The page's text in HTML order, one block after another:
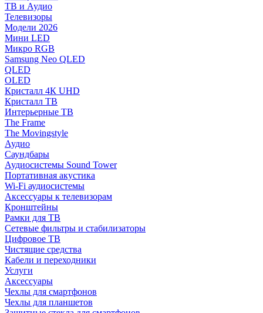
ТВ и Аудио
Телевизоры
Модели 2026
Мини LED
Микро RGB
Samsung Neo QLED
QLED
OLED
Кристалл 4К UHD
Кристалл ТВ
Интерьерные ТВ
The Frame
The Movingstyle
Аудио
Саундбары
Аудиосистемы Sound Tower
Портативная акустика
Wi-Fi аудиосистемы
Аксессуары к телевизорам
Кронштейны
Рамки для ТВ
Сетевые фильтры и стабилизаторы
Цифровое ТВ
Чистящие средства
Кабели и переходники
Услуги
Аксессуары
Чехлы для смартфонов
Чехлы для планшетов